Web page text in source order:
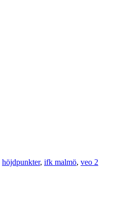
höjdpunkter, ifk malmö, veo 2